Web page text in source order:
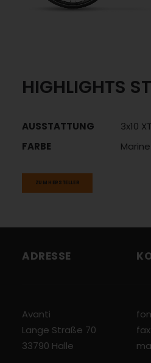
HIGHLIGHTS
AUSSTATTUNG
3x10 XT
FARBE
ZUM HERSTELLER
ADRESSE
Avanti
Lange Straße 70
33790 Halle